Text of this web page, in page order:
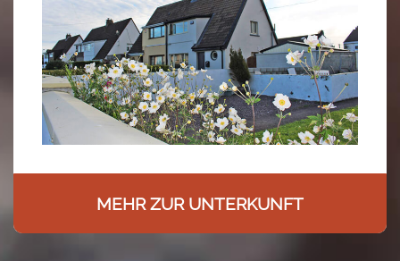
MEHR ZUR UNTERKUNFT